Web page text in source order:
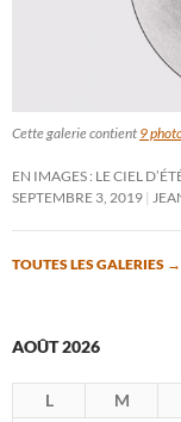
Cette galerie contient 9
EN IMAGES : LE CIEL
SEPTEMBRE 3, 2019
TOUTES LES GALERIES →
AOÛT 2026
L M